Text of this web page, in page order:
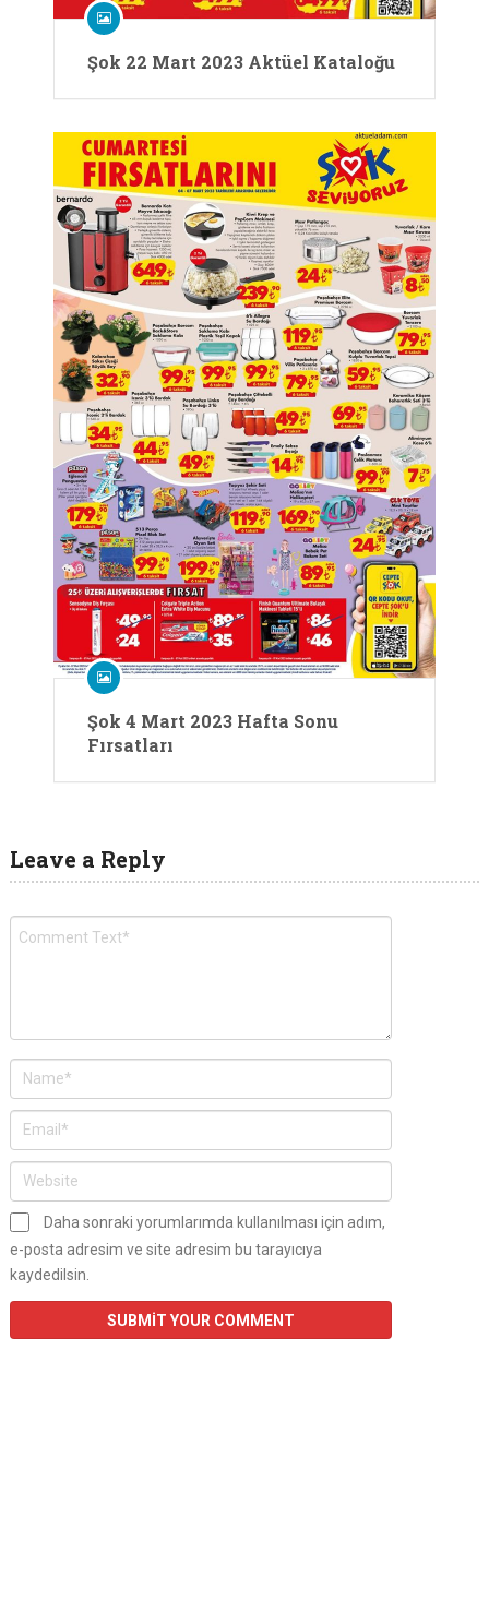
Şok 22 Mart 2023 Aktüel Kataloğu
Şok 4 Mart 2023 Hafta Sonu
Fırsatları
Leave a Reply
Daha sonraki yorumlarımda kullanılması için adım,
e-posta adresim ve site adresim bu tarayıcıya
kaydedilsin.